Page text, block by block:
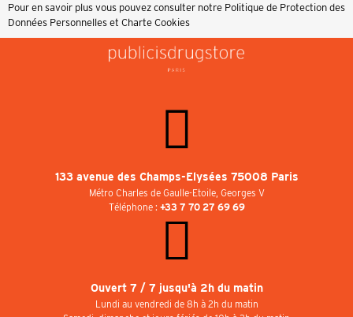
Pour en savoir plus vous pouvez consulter notre Politique de Protection des
Données Personnelles et Charte Cookies
133 avenue des Champs-Elysées 75008 Paris
Métro Charles de Gaulle-Etoile, Georges V
Téléphone : +33 7 70 27 69 69
Ouvert 7 / 7 jusqu'à 2h du matin
Lundi au vendredi de 8h à 2h du matin